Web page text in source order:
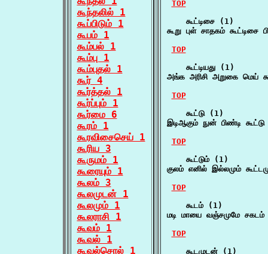
கூந்தலில் 1
கூப்பிடும் 1
கூபம் 1
கூம்பல் 1
கூம்பு 1
கூம்புதல் 1
கூர் 4
கூர்த்தல் 1
கூர்ப்பும் 1
கூர்மை 6
கூரம் 1
கூரவிசைசெய் 1
கூரிய 3
கூருமம் 1
கூரையும் 1
கூலம் 3
கூலமுடன் 1
கூலமும் 1
கூலராசி 1
கூவம் 1
கூவல் 1
கூவல்சொல் 1
TOP
    கூட்டிசை (1)
கூறு புள் சாதகம்
TOP
    கூட்டியது (1)
அங்க அரிசி அறுகை மெய்
TOP
    கூட்டு (1)
இடிஆகும் நுன் பிண்டி
TOP
    கூட்டும் (1)
குலம் எனில் இல்லமும்
TOP
    கூடம் (1)
மடி மாயை வஞ்சமுமே
TOP
    கூடமுடன் (1)